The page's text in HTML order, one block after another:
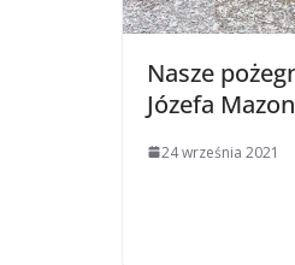
Nasze
Józefa
24 września 2021